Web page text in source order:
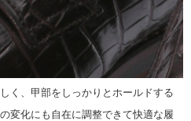
く、甲部をしっかりとホールドする
変化にも自在に調整できて快適な履